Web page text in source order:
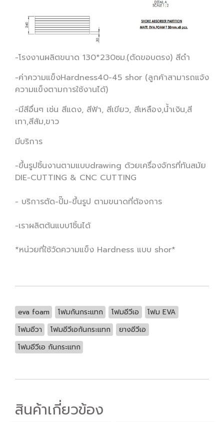
-โรงงานผลิตขนาด 130*230ซม.(ตัดขอบตรง) สีดำ
-ค่าความแข็งHardness40-45 shor (ลูกค้าสามารถแจ้ง
ความแข็งตามการใช้งานได้)
-มีสีอื่นๆ เช่น สีแดง, สีฟ้า, สีเขียว, สีเหลือง,น้ำเงิน,สี
เทา,สีส้ม,ขาว
มีบริการ
-ขึ้นรูปชิ้นงานตามแบบdrawing ด้วยเครื่องจักรที่ทันสมัย
DIE-CUTTING & CNC CUTTING
- บริการตัด-ปั๊ม-ขึ้นรูป ตามขนาดที่ต้องการ
-เราผลิตต้นแบบ1ชิ้นได้
*หน่วยที่ใช้วัดความแข็ง Hardness แบบ shor*
eva foam โฟมกันกระแทก โฟมอีวีเอ
โฟม EVA
โฟมอีวา
โฟมอีวีเอกันกระแทก
ยางอีวีเอ
โฟมอีวีเอ กันกระแทก
สินค้าเกี่ยวข้อง